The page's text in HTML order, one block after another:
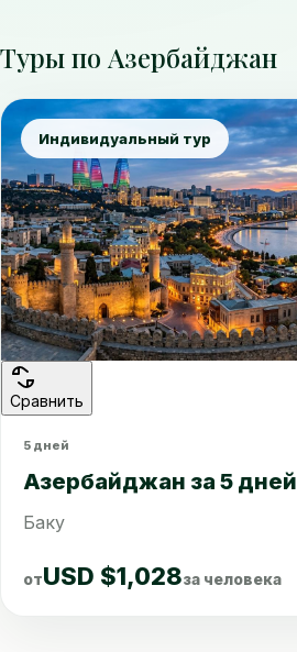
Туры по Азербайджан
Индивидуальный тур
Сравнить
5 дней
Азербайджан за 5 дней
Баку
отUSD $1,028за человека